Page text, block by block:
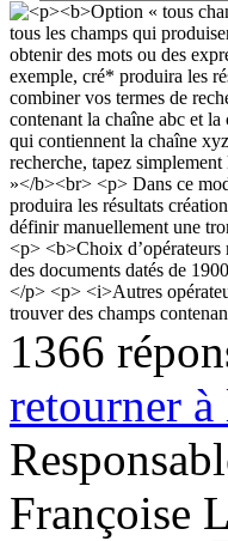
1366
retourner
Françoise